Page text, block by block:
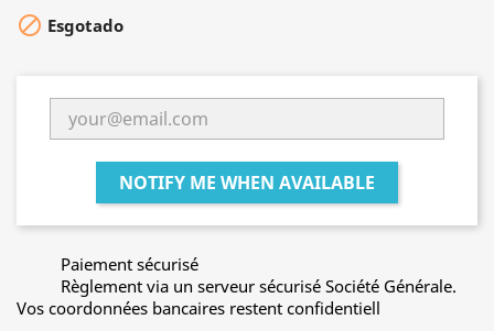
 Esgotado
NOTIFY ME WHEN AVAILABLE
Paiement sécurisé
Règlement via un serveur sécurisé Société Générale.
Vos coordonnées bancaires restent confidentiell